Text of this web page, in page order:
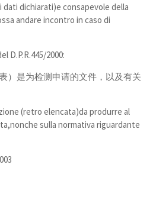
dichiarati)e consapevole della
andare incontro in caso di
D.P.R.445/2000:
）是为检测申请的文件，以及有关
(retro elencata)da produrre al
sulla normativa riguardante